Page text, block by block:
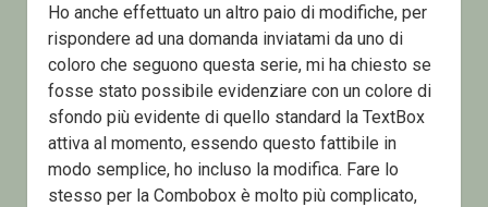
Ho anche effettuato un altro paio di modifiche, per
rispondere ad una domanda inviatami da uno di
coloro che seguono questa serie, mi ha chiesto se
fosse stato possibile evidenziare con un colore di
sfondo più evidente di quello standard la TextBox
attiva al momento, essendo questo fattibile in
modo semplice, ho incluso la modifica. Fare lo
stesso per la Combobox è molto più complicato,